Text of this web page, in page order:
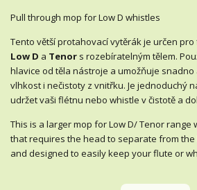
Pull through mop for Low D whistles
Tento větší protahovací vytěrák je určen
Low D a Tenor s rozebíratelným tělem.
hlavice od těla nástroje a umožňuje
vlhkost i nečistoty z vnitřku. Je jednoduchý
udržet vaši flétnu nebo whistle v čistotě a
This is a larger mop for Low D/ Tenor range
that requires the head to separate from the
and designed to easily keep your flute or